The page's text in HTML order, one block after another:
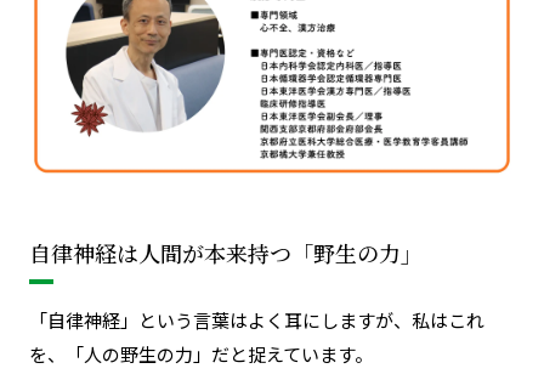
自律神経は人間が本来持つ「野生の力」
「自律神経」という言葉はよく耳にしますが、私はこれ
を、「人の野生の力」だと捉えています。